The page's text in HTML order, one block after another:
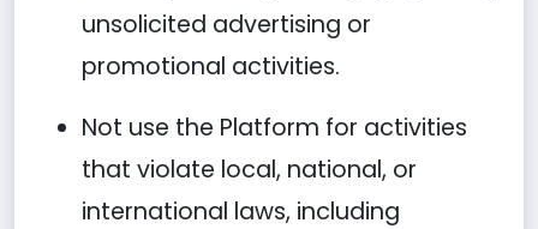
unsolicited advertising or
promotional activities.
Not use the Platform for activities
that violate local, national, or
international laws, including